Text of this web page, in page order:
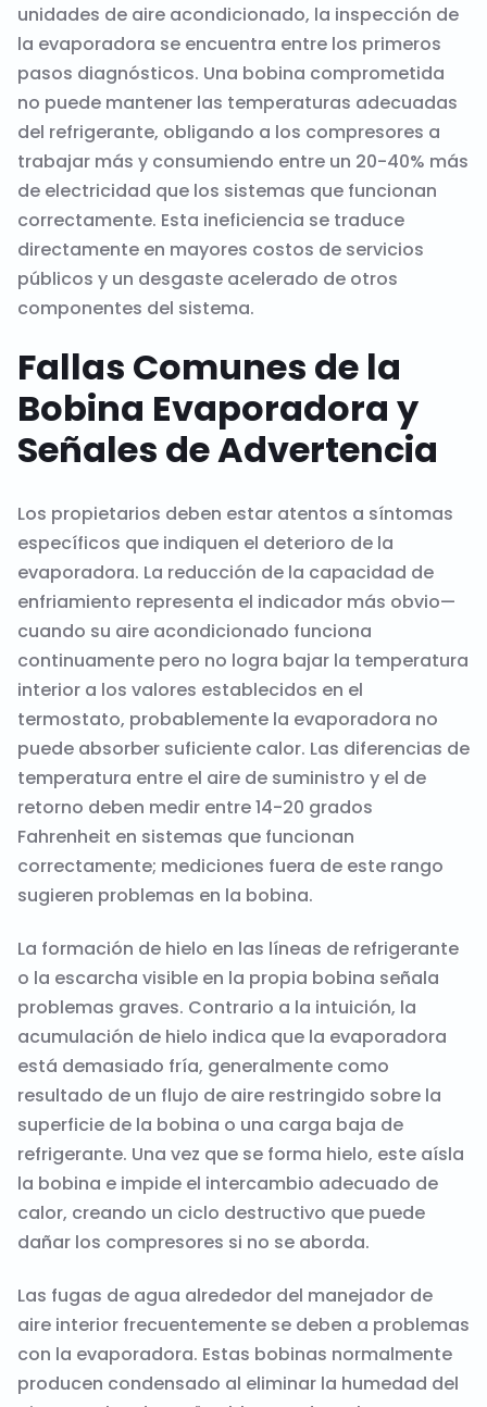
unidades de aire acondicionado, la inspección de
la evaporadora se encuentra entre los primeros
pasos diagnósticos. Una bobina comprometida
no puede mantener las temperaturas adecuadas
del refrigerante, obligando a los compresores a
trabajar más y consumiendo entre un 20-40% más
de electricidad que los sistemas que funcionan
correctamente. Esta ineficiencia se traduce
directamente en mayores costos de servicios
públicos y un desgaste acelerado de otros
componentes del sistema.
Fallas Comunes de la
Bobina Evaporadora y
Señales de Advertencia
Los propietarios deben estar atentos a síntomas
específicos que indiquen el deterioro de la
evaporadora. La reducción de la capacidad de
enfriamiento representa el indicador más obvio—
cuando su aire acondicionado funciona
continuamente pero no logra bajar la temperatura
interior a los valores establecidos en el
termostato, probablemente la evaporadora no
puede absorber suficiente calor. Las diferencias de
temperatura entre el aire de suministro y el de
retorno deben medir entre 14-20 grados
Fahrenheit en sistemas que funcionan
correctamente; mediciones fuera de este rango
sugieren problemas en la bobina.
La formación de hielo en las líneas de refrigerante
o la escarcha visible en la propia bobina señala
problemas graves. Contrario a la intuición, la
acumulación de hielo indica que la evaporadora
está demasiado fría, generalmente como
resultado de un flujo de aire restringido sobre la
superficie de la bobina o una carga baja de
refrigerante. Una vez que se forma hielo, este aísla
la bobina e impide el intercambio adecuado de
calor, creando un ciclo destructivo que puede
dañar los compresores si no se aborda.
Las fugas de agua alrededor del manejador de
aire interior frecuentemente se deben a problemas
con la evaporadora. Estas bobinas normalmente
producen condensado al eliminar la humedad del